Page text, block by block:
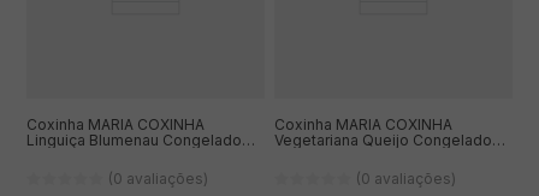
Coxinha MARIA COXINHA
Linguiça Blumenau Congelado
(0 avaliações)
Coxinha MARIA COXINHA
Vegetariana Queijo Congelado
(0 avaliações)